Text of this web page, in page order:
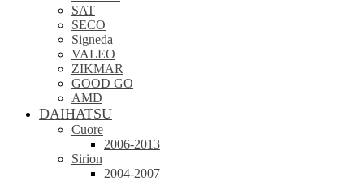
SAT
SECO
Signeda
VALEO
ZIKMAR
GOOD GO
AMD
DAIHATSU
Cuore
2006-2013
Sirion
2004-2007